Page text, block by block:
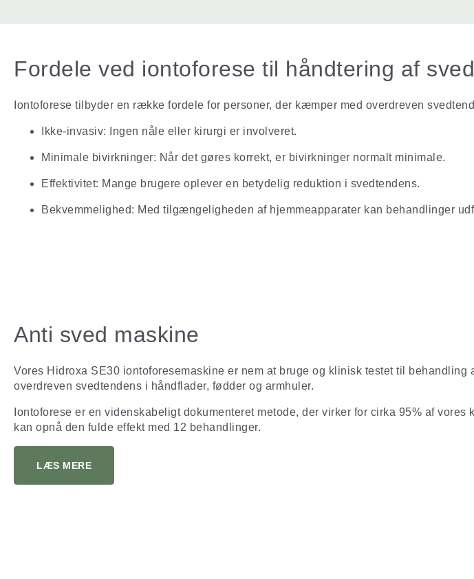
Fordele ved iontoforese til håndtering af
Iontoforese tilbyder en række fordele for personer, der kæmper med overdreven
Ikke-invasiv: Ingen nåle eller kirurgi er involveret.
Minimale bivirkninger: Når det gøres korrekt, er bivirkninger normalt minimale.
Effektivitet: Mange brugere oplever en betydelig reduktion i svedtendens.
Bekvemmelighed: Med tilgængeligheden af hjemmeapparater kan behandlinger
Anti sved maskine
Vores Hidroxa SE30 iontoforesemaskine er nem at bruge og klinisk testet til behandling
overdreven svedtendens i håndflader, fødder og armhuler.
Iontoforese er en videnskabeligt dokumenteret metode, der virker for cirka 95% af vores
kan opnå den fulde effekt med 12 behandlinger.
LÆS MERE